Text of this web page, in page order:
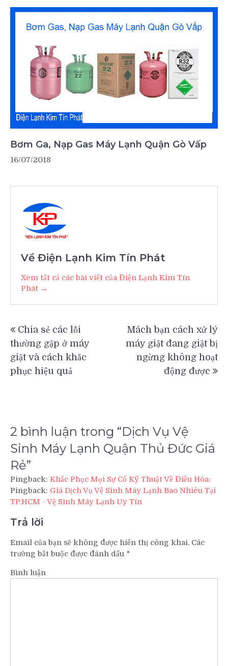
Bơm Ga, Nạp Gas Máy Lạnh Quận Gò Vấp
16/07/2018
Về Điện Lạnh Kim Tín Phát
Xem tất cả các bài viết của Điện Lạnh Kim Tín
Phát →
hướng
bài
viết
Chia sẻ các lỗi
thường gặp ở máy
giặt và cách khắc
phục hiệu quả
Mách bạn cách xử lý
máy giặt đang giặt bị
ngừng không hoạt
động được
2 bình luận trong “Dịch Vụ Vệ
Sinh Máy Lạnh Quận Thủ Đức Giá
Rẻ”
Pingback: Khắc Phục Mọi Sự Cố Kỹ Thuật Về Điều Hòa:
Pingback: Giá Dịch Vụ Vệ Sinh Máy Lạnh Bao Nhiêu Tại
TP.HCM - Vệ Sinh Máy Lạnh Uy Tín
Trả lời
Email của bạn sẽ không được hiển thị công khai. Các
trường bắt buộc được đánh dấu *
Bình luận